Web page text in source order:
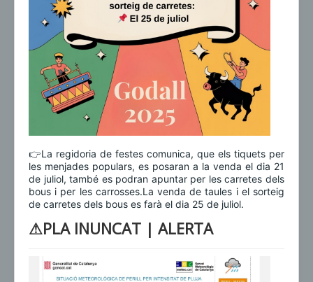
👉La regidoria de festes comunica, que els tiquets per
les menjades populars, es posaran a la venda el dia 21
de juliol, també es podran apuntar per les carretes dels
bous i per les carrosses.La venda de taules i el sorteig
de carretes dels bous es farà el dia 25 de juliol.
⚠PLA INUNCAT | ALERTA